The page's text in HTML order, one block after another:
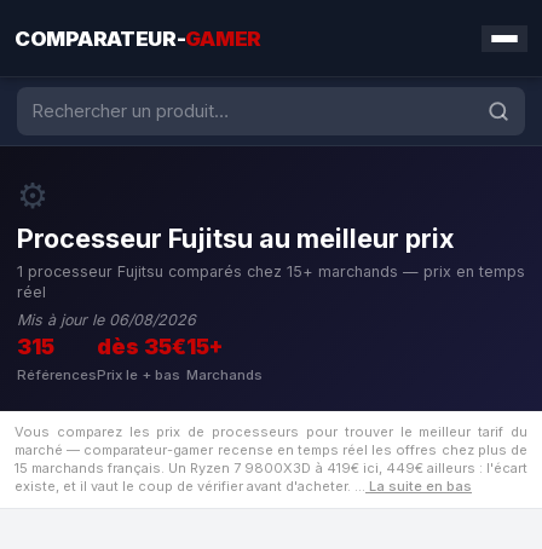
COMPARATEUR-GAMER
⚙️
Processeur Fujitsu au meilleur prix
1 processeur Fujitsu comparés chez 15+ marchands — prix en temps
réel
Mis à jour le 06/08/2026
315
Références
dès 35€
Prix le + bas
15+
Marchands
Vous comparez les prix de processeurs pour trouver le meilleur tarif du
marché — comparateur-gamer recense en temps réel les offres chez plus de
15 marchands français. Un Ryzen 7 9800X3D à 419€ ici, 449€ ailleurs : l'écart
existe, et il vaut le coup de vérifier avant d'acheter. … La suite en bas